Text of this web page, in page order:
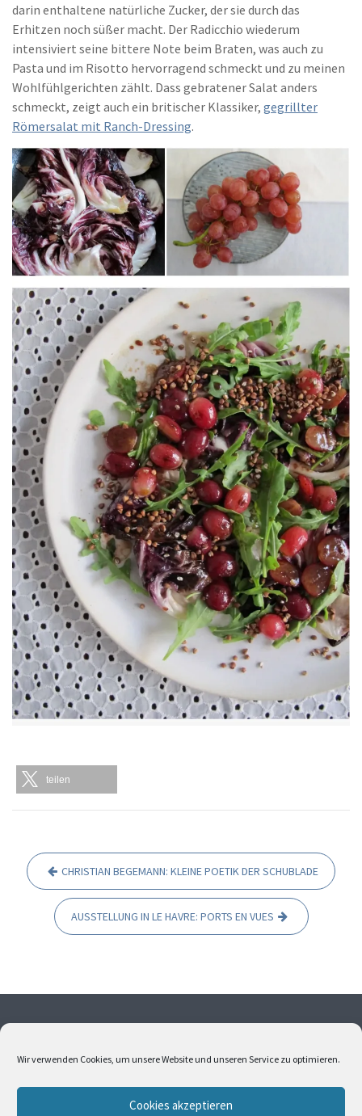
Wir verwenden Cookies, um unsere Website und unseren Service zu optimieren.
Cookies akzeptieren
darin enthaltene natürliche Zucker, der sie durch das
Erhitzen noch süßer macht. Der Radicchio wiederum
intensiviert seine bittere Note beim Braten, was auch zu
Pasta und im Risotto hervorragend schmeckt und zu meinen
Wohlfühlgerichten zählt. Dass gebratener Salat anders
schmeckt, zeigt auch ein britischer Klassiker, gegrillter
Römersalat mit Ranch-Dressing.
teilen
a
g
s
a
CHRISTIAN BEGEMANN: KLEINE POETIK DER SCHUBLADE
AUSSTELLUNG IN LE HAVRE: PORTS EN VUES
Ohne meine Einwilligung dürfen weder Fotos noch Texte
urheberrechtlich geschützt. Bitte kontaktieren Sie mich,
wenn Sie Interesse an Bildern oder Texten haben.